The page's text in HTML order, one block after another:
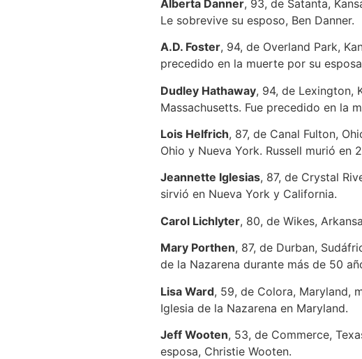
Alberta Danner, 93, de Satanta,
Le sobrevive su esposo, Ben Danner.
A.D. Foster, 94, de Overland Park,
precedido en la muerte por su
Dudley Hathaway, 94, de Lexington,
Massachusetts. Fue precedido en la
Lois Helfrich, 87, de Canal Fulton,
Ohio y Nueva York. Russell murió en
Jeannette Iglesias, 87, de Crystal
sirvió en Nueva York y California.
Carol Lichlyter, 80, de Wikes,
Mary Porthen, 87, de Durban,
de la Nazarena durante más de 50
Lisa Ward, 59, de Colora, Maryland,
Iglesia de la Nazarena en Maryland.
Jeff Wooten, 53, de Commerce,
esposa, Christie Wooten.